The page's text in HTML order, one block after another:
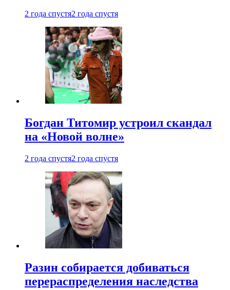
2 года спустя2 года спустя
Богдан Титомир устроил скандал
на «Новой волне»
2 года спустя2 года спустя
Разин собирается добиваться
перераспределения наследства